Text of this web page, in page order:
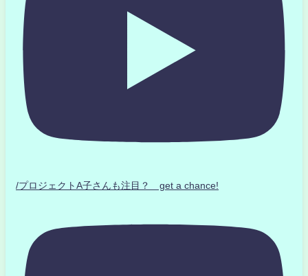
/プロジェクトA子さんも注目？ get a chance!